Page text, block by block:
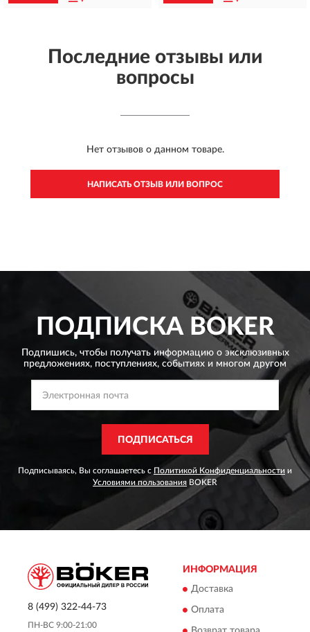
Последние отзывы или
вопросы
Нет отзывов о данном товаре.
НАПИСАТЬ ОТЗЫВ ИЛИ ВОПРОС
ПОДПИСКА BOKER
Подпишись, чтобы получать информацию о эксклюзивных
предложениях, поступлениях, событиях и многом другом
ПОДПИСАТЬСЯ
Подписываясь, Вы соглашаетесь с Политикой Конфиденциальности и
Условиями пользования BOKER
8 (499) 322-44-73
ПН-ВС 9:00-21:00
ИНФОРМАЦИЯ
Доставка
Оплата